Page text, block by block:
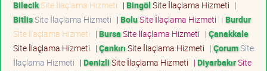
BilecikSite İlaçlama Hizmeti | BingölSite İlaçlama Hizmeti |
BitlisSite İlaçlama Hizmeti | BoluSite İlaçlama Hizmeti | Burdur
Site İlaçlama Hizmeti | BursaSite İlaçlama Hizmeti | Çanakkale
Site İlaçlama Hizmeti | ÇankırıSite İlaçlama Hizmeti | ÇorumSite
İlaçlama Hizmeti | DenizliSite İlaçlama Hizmeti | DiyarbakırSite